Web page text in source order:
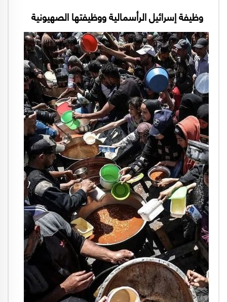
وظيفة إسرائيل الرأسمالية ووظيفتها الصهيونية